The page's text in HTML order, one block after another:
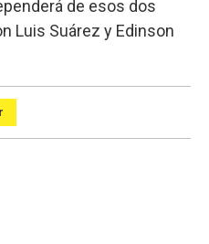
de esos dos
Luis Suárez y Edinson